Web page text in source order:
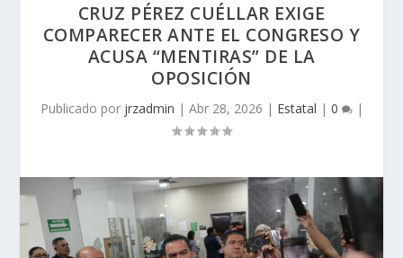
CRUZ PÉREZ CUÉLLAR EXIGE
COMPARECER ANTE EL CONGRESO Y
ACUSA “MENTIRAS” DE LA
OPOSICIÓN
Publicado por jrzadmin | Abr 28, 2026 | Estatal | 0 |